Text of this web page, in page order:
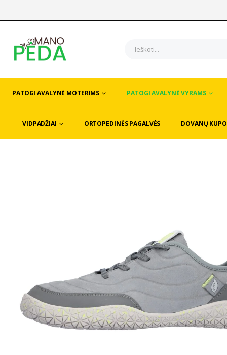
PATOGI AVALYNĖ MOTERIMS PATOGI AVALYNĖ VYRAMS
VIDPADŽIAI ORTOPEDINĖS PAGALVĖS DOVANŲ